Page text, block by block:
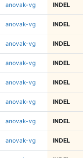
anovak-vg INDEL
anovak-vg INDEL
anovak-vg INDEL
anovak-vg INDEL
anovak-vg INDEL
anovak-vg INDEL
anovak-vg INDEL
anovak-vg INDEL